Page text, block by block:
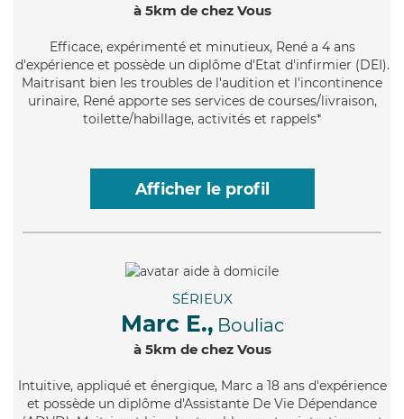
à 5km de chez Vous
Efficace, expérimenté et minutieux, René a 4 ans
d'expérience et possède un diplôme d'Etat d'infirmier (DEI).
Maitrisant bien les troubles de l'audition et l'incontinence
urinaire, René apporte ses services de courses/livraison,
toilette/habillage, activités et rappels*
Afficher le profil
SÉRIEUX
Marc E., Bouliac
à 5km de chez Vous
Intuitive, appliqué et énergique, Marc a 18 ans d'expérience
et possède un diplôme d'Assistante De Vie Dépendance